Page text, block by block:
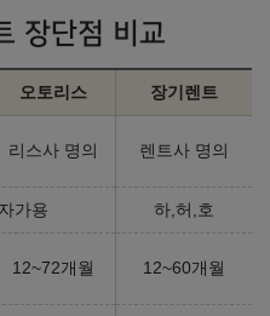
장단점 비교
오토리스 장기렌트
리스사 명의 렌트사 명의
가용 하,허,호
12~72개월 12~60개월